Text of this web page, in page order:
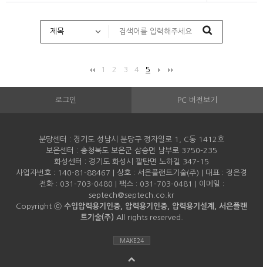
1 2 3 4 5
로그인 PC 버전보기
분당센터 : 경기도 성남시 분당구 정자일로 1, C동 1412호
보은센터 : 충청북도 보은군 삼승면 남부로 3750-235
화성센터 : 경기도 화성시 팔탄면 노하길 347-15
사업자번호 : 140-81-88467 | 상호 : 서은플랜트기술(주) | 대표 : 정은경
전화 : 031-703-0480 | 팩스 : 031-703-0481 | 이메일 :
septech@septech.co.kr
Copyright ⓒ 수입압력용기인증, 압력용기인증, 압력용기설계, 서은플랜
트기술(주) All rights reserved.
MAKE24